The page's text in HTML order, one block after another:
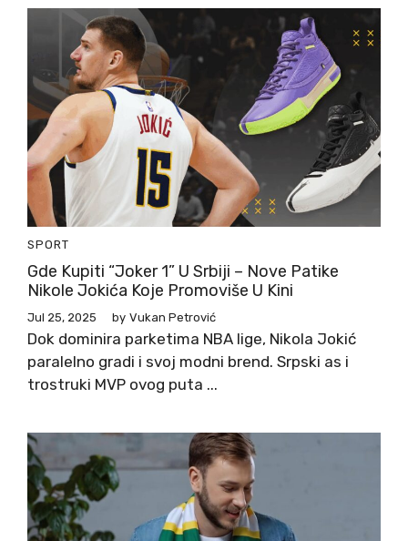
SPORT
Gde Kupiti “Joker 1” U Srbiji – Nove Patike
Nikole Jokića Koje Promoviše U Kini
Jul 25, 2025 by Vukan Petrović
Dok dominira parketima NBA lige, Nikola Jokić
paralelno gradi i svoj modni brend. Srpski as i
trostruki MVP ovog puta ...